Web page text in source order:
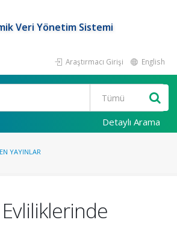
Veri Yönetim Sistemi
Araştırmacı Girişi English
Detaylı Arama
YAYINLAR